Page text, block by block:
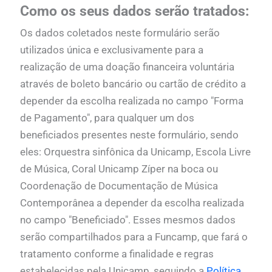
Como os seus dados serão tratados:
Os dados coletados neste formulário serão
utilizados única e exclusivamente para a
realização de uma doação financeira voluntária
através de boleto bancário ou cartão de crédito a
depender da escolha realizada no campo "Forma
de Pagamento", para qualquer um dos
beneficiados presentes neste formulário, sendo
eles: Orquestra sinfônica da Unicamp, Escola Livre
de Música, Coral Unicamp Zíper na boca ou
Coordenação de Documentação de Música
Contemporânea a depender da escolha realizada
no campo "Beneficiado". Esses mesmos dados
serão compartilhados para a Funcamp, que fará o
tratamento conforme a finalidade e regras